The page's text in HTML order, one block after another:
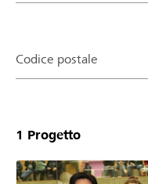
Codice postale
1 Progetto